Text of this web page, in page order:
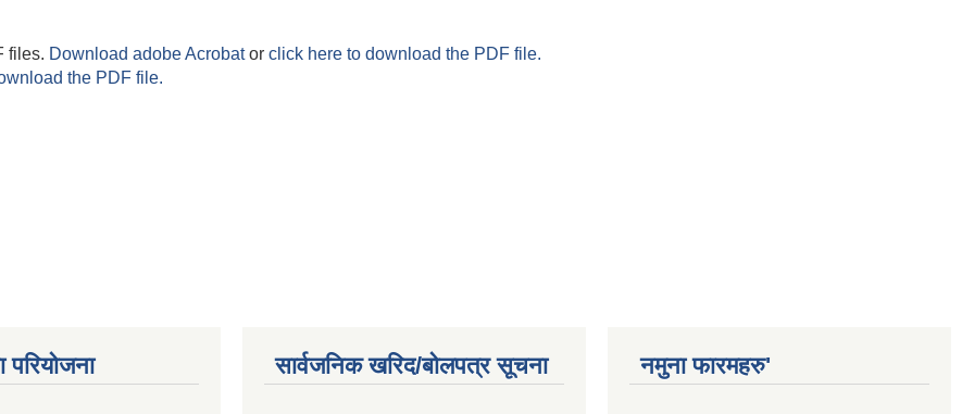
files. Download adobe Acrobator click here to download the PDF file.
the PDF file.
परियोजना सार्वजनिक खरिद/बोलपत्र सूचना नमुना फारमहरु'